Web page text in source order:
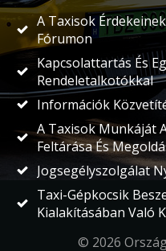
A Taxisok
Fórumon
Kapcsolattartás És
Rendeletalkotókkal
Információk
A Taxisok Munkáját
Feltárása És
Jogsegélyszolgálat
Taxi-Gépkocsik
Kialakításában Való
© 2026